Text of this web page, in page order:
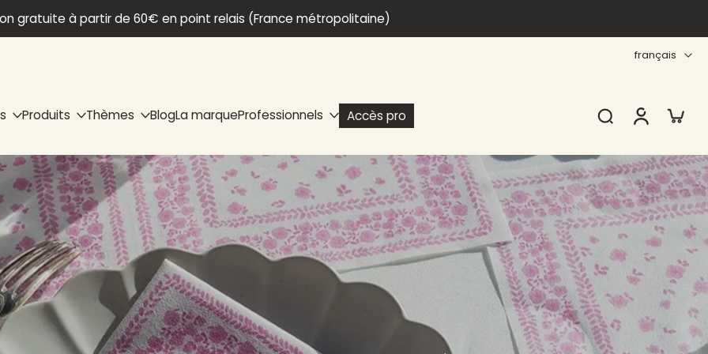
gratuite à partir de 60€ en point relais (France métropolitaine)
français
Produits Thèmes BlogLa marqueProfessionnels Accès pro